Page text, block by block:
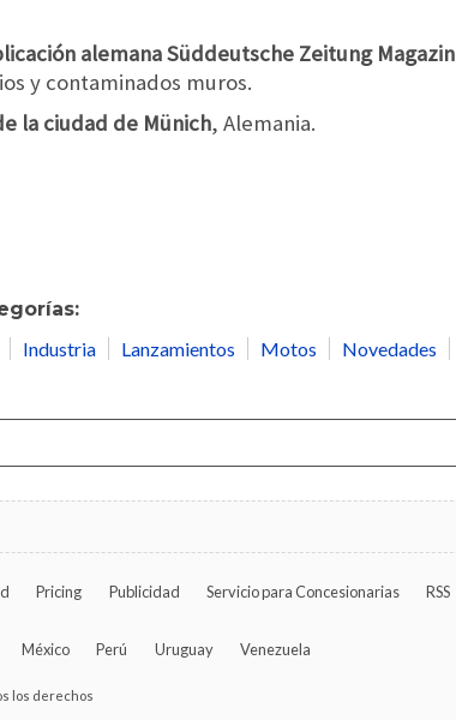
alemana Süddeutsche Zeitung Magazin
y contaminados muros.
la ciudad de Münich, Alemania.
Industria Lanzamientos Motos
Novedades
Pricing Publicidad Servicio para Concesionarias RSS
México Perú Uruguay Venezuela
los derechos